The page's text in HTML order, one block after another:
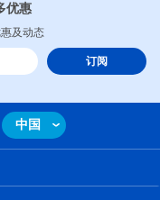
优惠
及动态
订阅
中国